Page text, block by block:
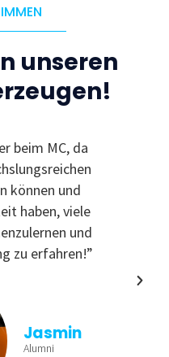
unseren
beim MC, da
können und
haben, viele
und
zu erfahren!”
Jasmin
Alumni